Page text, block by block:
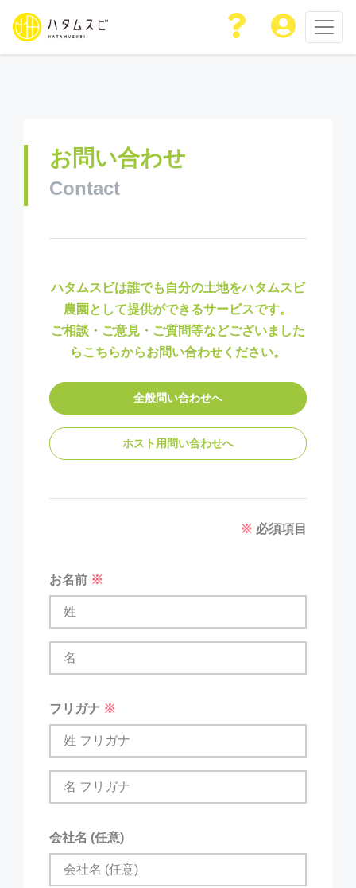
お問い合わせ
Contact
ハタムスビは誰でも自分の土地をハタムスビ
農園として提供ができるサービスです。
ご相談・ご意見・ご質問等などございました
らこちらからお問い合わせください。
全般問い合わせへ
ホスト用問い合わせへ
※ 必須項目
お名前 ※
フリガナ ※
会社名 (任意)